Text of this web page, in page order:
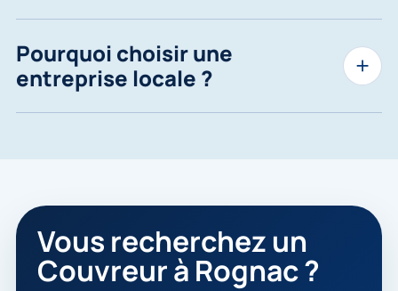
Pourquoi choisir une
entreprise locale ?
Vous recherchez un
Couvreur à Rognac ?